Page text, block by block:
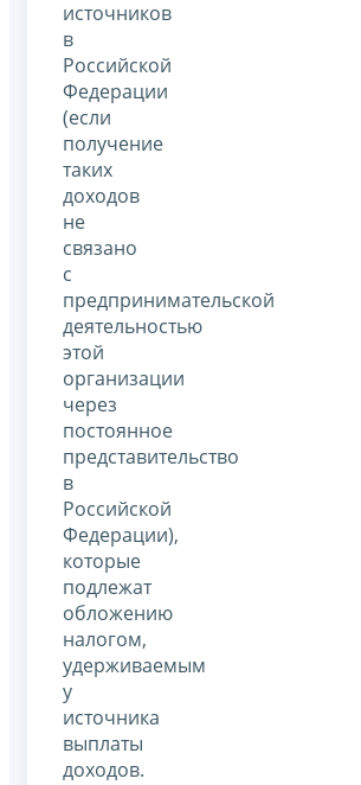
источников
в
Российской
Федерации
(если
получение
таких
доходов
не
связано
с
предпринимательской
деятельностью
этой
организации
через
постоянное
представительство
в
Российской
Федерации),
которые
подлежат
обложению
налогом,
удерживаемым
у
источника
выплаты
доходов.